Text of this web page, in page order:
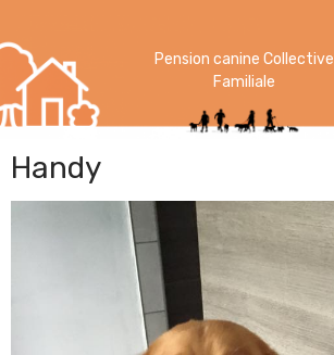
Pension canine Collective
Familiale
Handy